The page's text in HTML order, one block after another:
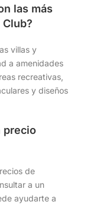
las más
villas y
a amenidades
recreativas,
y diseños
precio
de
a un
ayudarte a